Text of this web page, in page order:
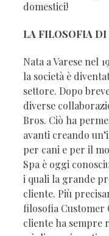
domestici!
LA FILOSOFIA DI
Nata a Varese nel
la società è
settore. Dopo
diverse
Bros. Ciò ha
avanti creando
per cani e per il
Spa è oggi
i quali la grande
cliente. Più
filosofia Customer
cliente ha sempre